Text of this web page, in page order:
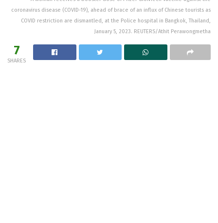
coronavirus disease (COVID-19), ahead of brace of an influx of Chinese tourists as
COVID restriction are dismantled, at the Police hospital in Bangkok, Thailand,
January 5, 2023. REUTERS/Athit Perawongmetha
7
SHARES